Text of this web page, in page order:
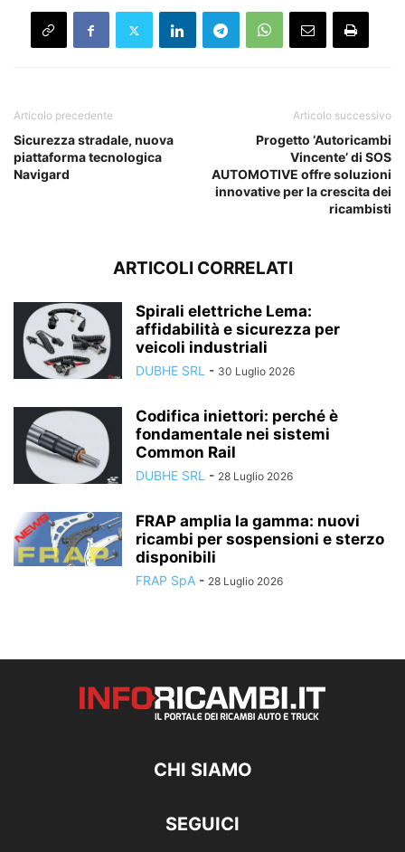
Articolo precedente
Sicurezza stradale, nuova
piattaforma tecnologica
Navigard
Articolo successivo
Progetto ‘Autoricambi
Vincente’ di SOS
AUTOMOTIVE offre soluzioni
innovative per la crescita dei
ricambisti
ARTICOLI CORRELATI
Spirali elettriche Lema:
affidabilità e sicurezza per
veicoli industriali
DUBHE SRL - 30 Luglio 2026
Codifica iniettori: perché è
fondamentale nei sistemi
Common Rail
DUBHE SRL - 28 Luglio 2026
FRAP amplia la gamma: nuovi
ricambi per sospensioni e sterzo
disponibili
FRAP SpA - 28 Luglio 2026
CHI SIAMO
SEGUICI